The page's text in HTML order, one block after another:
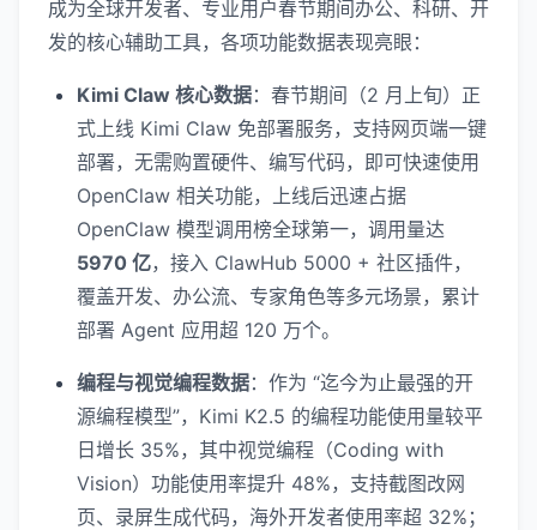
成为全球开发者、专业用户春节期间办公、科研、开
发的核心辅助工具，各项功能数据表现亮眼：
Kimi Claw 核心数据：春节期间（2 月上旬）正
式上线 Kimi Claw 免部署服务，支持网页端一键
部署，无需购置硬件、编写代码，即可快速使用
OpenClaw 相关功能，上线后迅速占据
OpenClaw 模型调用榜全球第一，调用量达
5970 亿，接入 ClawHub 5000 + 社区插件，
覆盖开发、办公流、专家角色等多元场景，累计
部署 Agent 应用超 120 万个。
编程与视觉编程数据：作为 “迄今为止最强的开
源编程模型”，Kimi K2.5 的编程功能使用量较平
日增长 35%，其中视觉编程（Coding with
Vision）功能使用率提升 48%，支持截图改网
页、录屏生成代码，海外开发者使用率超 32%；